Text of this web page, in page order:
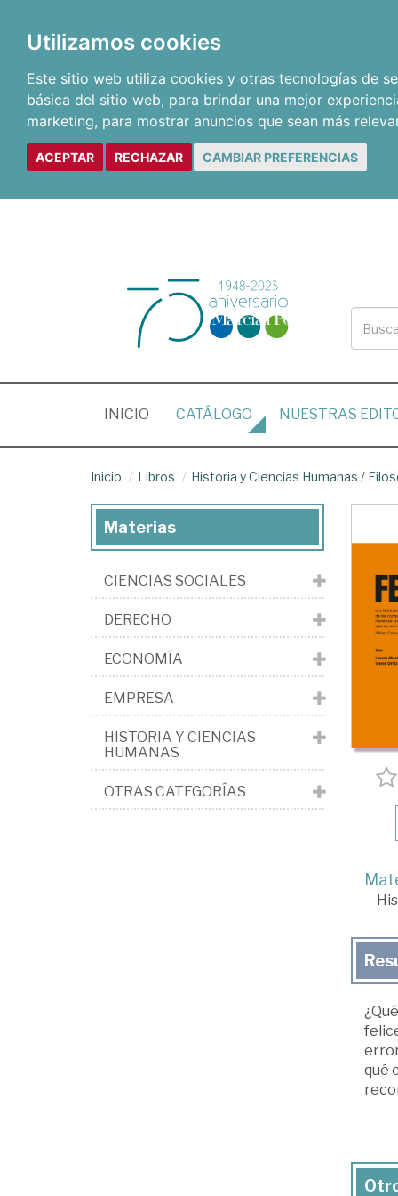
Utilizamos cookies
Este sitio web utiliza cookies y otras tecnologías de
básica del sitio web, para brindar una mejor
marketing, para mostrar anuncios que sean más
ACEPTAR RECHAZAR CAMBIAR PREFERENCIAS
INICIO (CURRENT)
CATÁLOGO NUESTRAS
Inicio Libros Historia y Ciencias Humanas /
qué
Materias
CIENCIAS SOCIALES
DERECHO
ECONOMÍA
EMPRESA
HISTORIA Y CIENCIAS
HUMANAS
OTRAS CATEGORÍAS